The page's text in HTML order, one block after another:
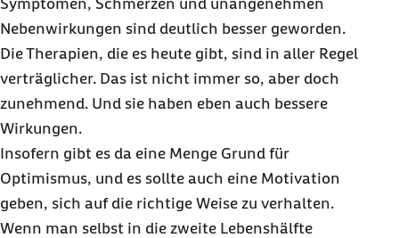
Symptomen, Schmerzen und unangenehmen
Nebenwirkungen sind deutlich besser geworden.
Die Therapien, die es heute gibt, sind in aller Regel
verträglicher. Das ist nicht immer so, aber doch
zunehmend. Und sie haben eben auch bessere
Wirkungen.
Insofern gibt es da eine Menge Grund für
Optimismus, und es sollte auch eine Motivation
geben, sich auf die richtige Weise zu verhalten.
Wenn man selbst in die zweite Lebenshälfte